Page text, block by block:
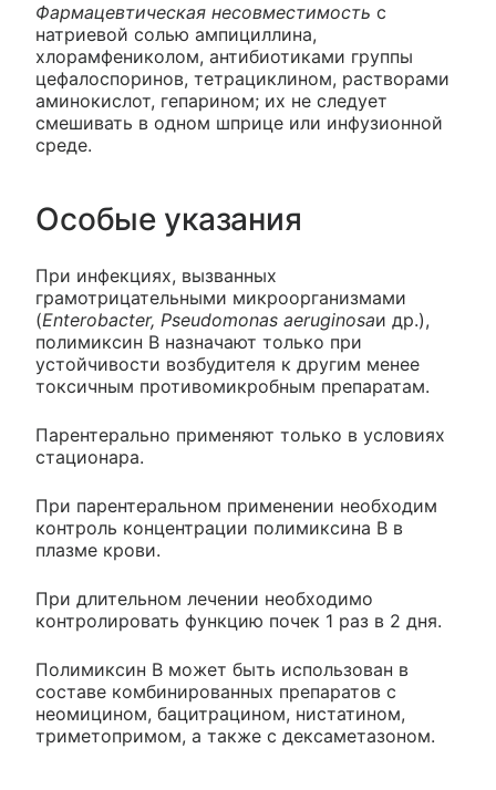
Фармацевтическая несовместимость с
натриевой солью ампициллина,
хлорамфениколом, антибиотиками группы
цефалоспоринов, тетрациклином, растворами
аминокислот, гепарином; их не следует
смешивать в одном шприце или инфузионной
среде.
Особые указания
При инфекциях, вызванных
грамотрицательными микроорганизмами
(Enterobacter, Pseudomonas aeruginosaи др.),
полимиксин В назначают только при
устойчивости возбудителя к другим менее
токсичным противомикробным препаратам.
Парентерально применяют только в условиях
стационара.
При парентеральном применении необходим
контроль концентрации полимиксина B в
плазме крови.
При длительном лечении необходимо
контролировать функцию почек 1 раз в 2 дня.
Полимиксин В может быть использован в
составе комбинированных препаратов с
неомицином, бацитрацином, нистатином,
триметопримом, а также с дексаметазоном.